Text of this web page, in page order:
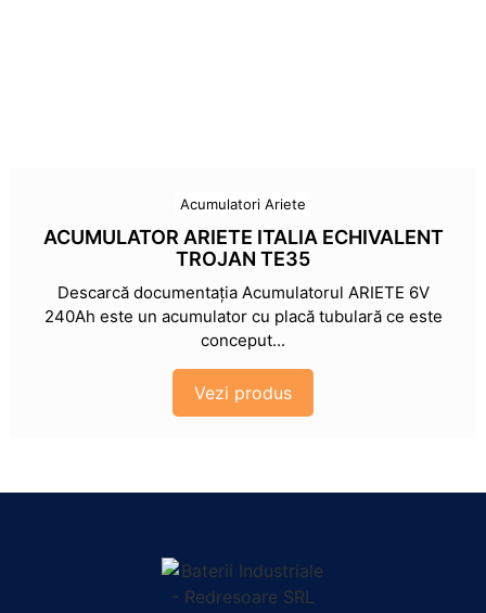
Acumulatori Ariete
ACUMULATOR ARIETE ITALIA ECHIVALENT
TROJAN TE35
Descarcă documentația Acumulatorul ARIETE 6V
240Ah este un acumulator cu placă tubulară ce este
conceput...
Vezi produs